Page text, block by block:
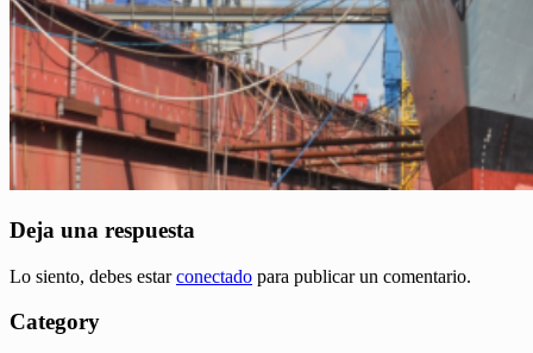
Deja una respuesta
Lo siento, debes estarconectado para publicar un comentario.
Category